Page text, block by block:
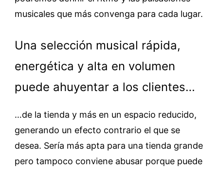
musicales que más convenga para cada lugar.
Una selección musical rápida,
energética y alta en volumen
puede ahuyentar a los clientes…
…de la tienda y más en un espacio reducido,
generando un efecto contrario el que se
desea. Sería más apta para una tienda grande
pero tampoco conviene abusar porque puede